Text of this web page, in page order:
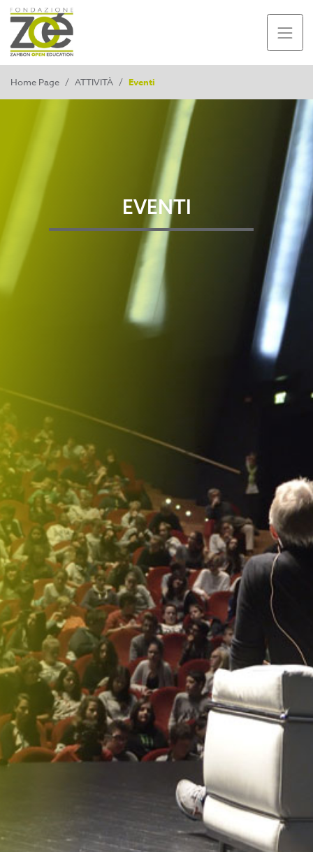
Home Page / ATTIVITÀ / Eventi
EVENTI